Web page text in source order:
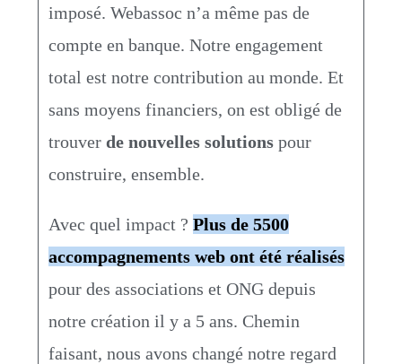
imposé. Webassoc n’a même pas de
compte en banque. Notre engagement
total est notre contribution au monde. Et
sans moyens financiers, on est obligé de
trouverde nouvelles solutions pour
construire, ensemble.
Avec quel impact ?Plus de 5500
accompagnements web ont été réalisés
pour des associations et ONG depuis
notre création il y a 5 ans. Chemin
faisant, nous avons changé notre regard